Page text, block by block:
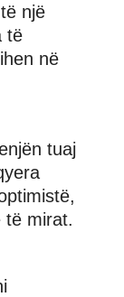
një
të
në
tuaj
të mirat.